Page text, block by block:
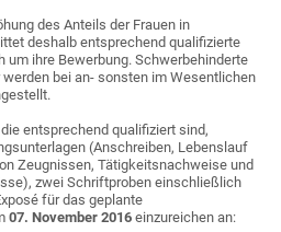
des Anteils der Frauen in
deshalb entsprechend qualifizierte
um ihre Bewerbung. Schwerbehinderte
bei an- sonsten im Wesentlichen
entsprechend qualifiziert sind,
(Anschreiben, Lebenslauf
Zeugnissen, Tätigkeitsnachweise und
zwei Schriftproben einschließlich
für das geplante
07. November 2016 einzureichen an: